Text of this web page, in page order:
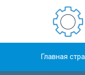
Главная